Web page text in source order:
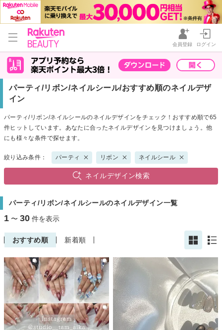
会員登録 ログイン
パーティ/リボン/ネイルシール/おすすめ順のネイルデザ
イン
パーティ/リボン/ネイルシールのネイルデザインをチェック！おすすめ順で65
件ヒットしています。あなたに合ったネイルデザインを見つけましょう。他
にも様々な条件で探せます。
絞り込み条件： パーティ リボン ネイルシール
ネイルデザイン検索
パーティ/リボン/ネイルシールのネイルデザイン一覧
1 〜 30 件を表示
おすすめ順 新着順